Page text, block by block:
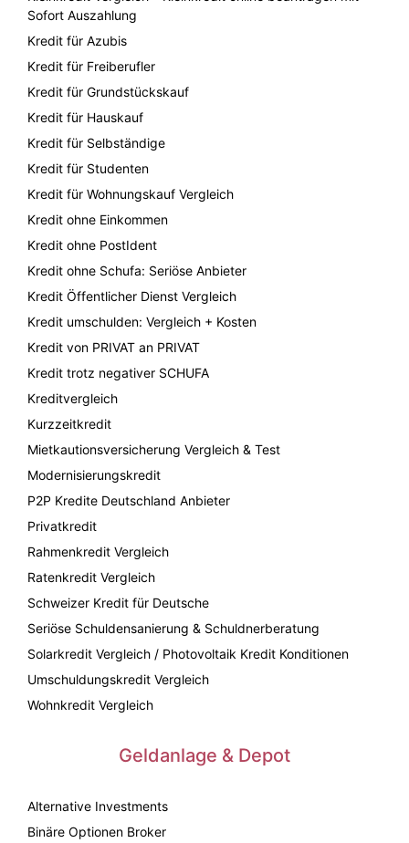
Sofort Auszahlung
Kredit für Azubis
Kredit für Freiberufler
Kredit für Grundstückskauf
Kredit für Hauskauf
Kredit für Selbständige
Kredit für Studenten
Kredit für Wohnungskauf Vergleich
Kredit ohne Einkommen
Kredit ohne PostIdent
Kredit ohne Schufa: Seriöse Anbieter
Kredit Öffentlicher Dienst Vergleich
Kredit umschulden: Vergleich + Kosten
Kredit von PRIVAT an PRIVAT
Kredit trotz negativer SCHUFA
Kreditvergleich
Kurzzeitkredit
Mietkautionsversicherung Vergleich & Test
Modernisierungskredit
P2P Kredite Deutschland Anbieter
Privatkredit
Rahmenkredit Vergleich
Ratenkredit Vergleich
Schweizer Kredit für Deutsche
Seriöse Schuldensanierung & Schuldnerberatung
Solarkredit Vergleich / Photovoltaik Kredit Konditionen
Umschuldungskredit Vergleich
Wohnkredit Vergleich
Geldanlage & Depot
Alternative Investments
Binäre Optionen Broker